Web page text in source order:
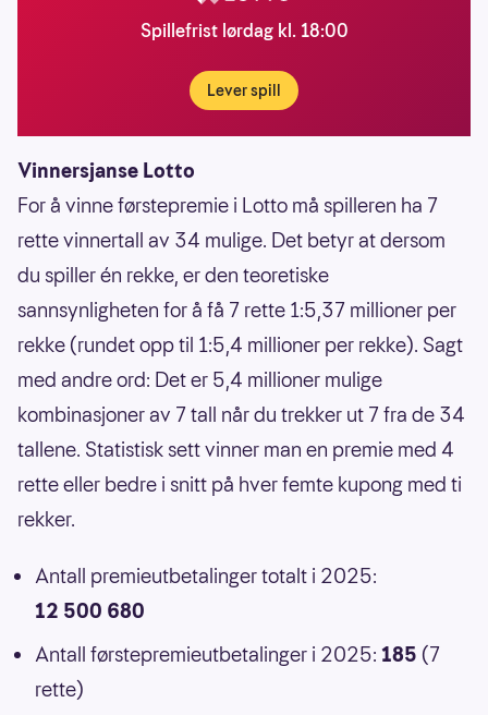
Spillefrist lørdag kl. 18:00
Lever spill
Vinnersjanse Lotto
For å vinne førstepremie i Lotto må spilleren ha 7
rette vinnertall av 34 mulige. Det betyr at dersom
du spiller én rekke, er den teoretiske
sannsynligheten for å få 7 rette 1:5,37 millioner per
rekke (rundet opp til 1:5,4 millioner per rekke). Sagt
med andre ord: Det er 5,4 millioner mulige
kombinasjoner av 7 tall når du trekker ut 7 fra de 34
tallene. Statistisk sett vinner man en premie med 4
rette eller bedre i snitt på hver femte kupong med ti
rekker.
Antall premieutbetalinger totalt i 2025:
12 500 680
Antall førstepremieutbetalinger i 2025: 185 (7
rette)